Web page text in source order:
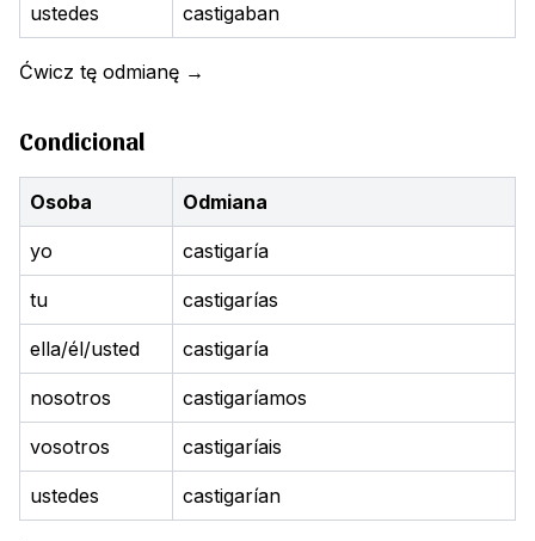
ustedes castigaban
Ćwicz tę odmianę →
Condicional
Osoba Odmiana
yo castigaría
tu castigarías
ella/él/usted castigaría
nosotros castigaríamos
vosotros castigaríais
ustedes castigarían